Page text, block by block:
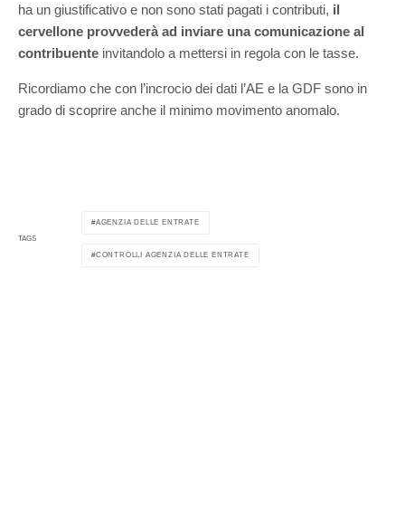
ha un giustificativo e non sono stati pagati i contributi, il
cervellone provvederà ad inviare una comunicazione al
contribuente invitandolo a mettersi in regola con le tasse.
Ricordiamo che con l’incrocio dei dati l’AE e la GDF sono in
grado di scoprire anche il minimo movimento anomalo.
TAGS
AGENZIA DELLE ENTRATE
CONTROLLI AGENZIA DELLE ENTRATE